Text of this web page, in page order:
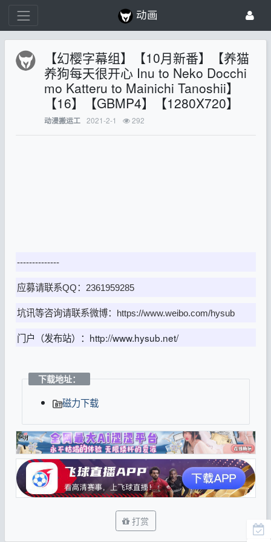
动画
【幻樱字幕组】【10月新番】【养猫
养狗每天很开心 Inu to Neko Docchi
mo Katteru to Mainichi Tanoshii】
【16】【GBMP4】【1280X720】
动漫搬运工 2021-2-1 292
--------------
应募请联系QQ： 2361959285
坑讯等咨询请联系微博：https://www.weibo.com/hysub
门户（发布站）：http://www.hysub.net/
下载地址：
磁力下载
打赏